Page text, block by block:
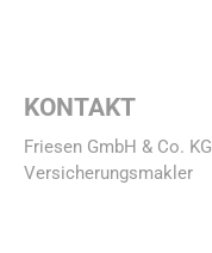
KONTAKT
Friesen GmbH & Co. KG
Versicherungsmakler